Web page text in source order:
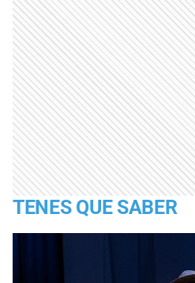
TENES QUE SABER